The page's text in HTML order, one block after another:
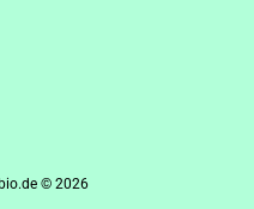
© 2026